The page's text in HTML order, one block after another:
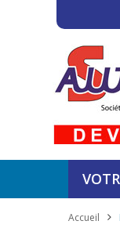
Accueil